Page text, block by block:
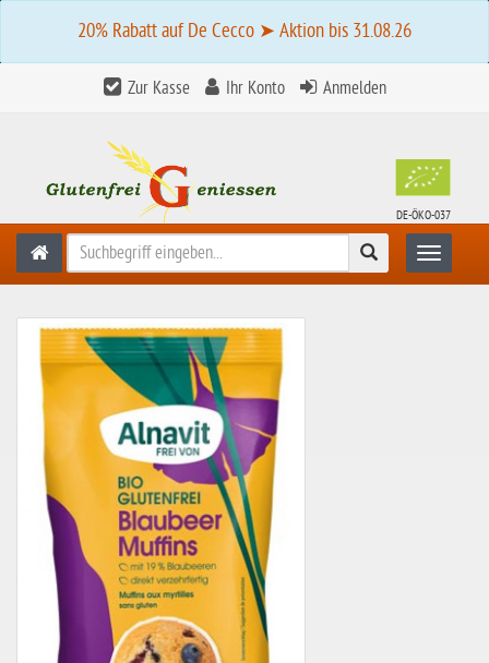
20% Rabatt auf De Cecco ➤ Aktion bis 31.08.26
Zur Kasse Ihr Konto Anmelden
DE-ÖKO-037
Suchen Toggle